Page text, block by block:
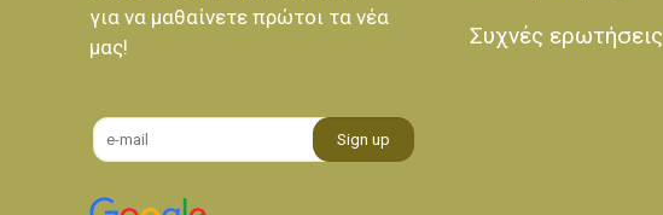
για να μαθαίνετε πρώτοι τα νέα
μας!
Συχνές ερωτήσεις